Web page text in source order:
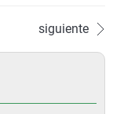
siguiente